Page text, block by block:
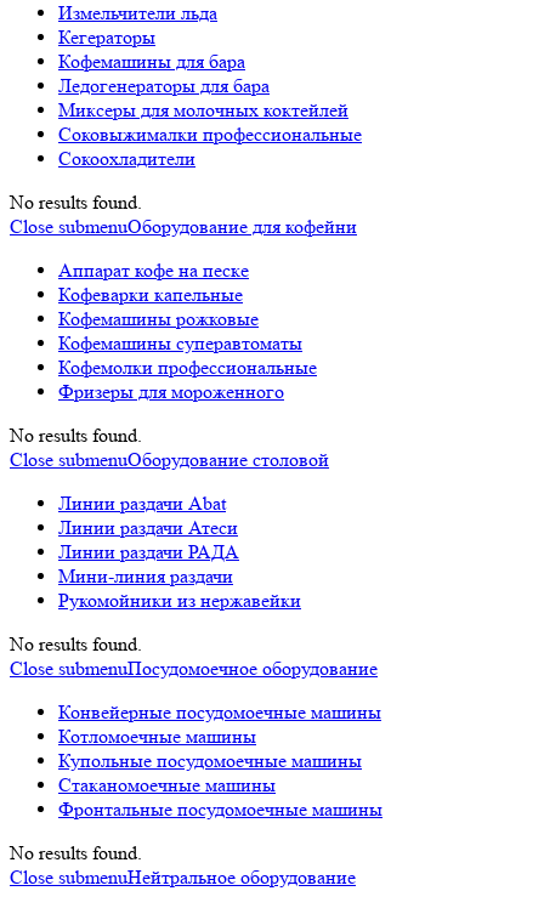
Измельчители льда
Кегераторы
Кофемашины для бара
Ледогенераторы для бара
Миксеры для молочных коктейлей
Соковыжималки профессиональные
Сокоохладители
No results found.
Close submenuОборудование для кофейни
Аппарат кофе на песке
Кофеварки капельные
Кофемашины рожковые
Кофемашины суперавтоматы
Кофемолки профессиональные
Фризеры для мороженного
No results found.
Close submenuОборудование столовой
Линии раздачи Abat
Линии раздачи Атеси
Линии раздачи РАДА
Мини-линия раздачи
Рукомойники из нержавейки
No results found.
Close submenuПосудомоечное оборудование
Конвейерные посудомоечные машины
Котломоечные машины
Купольные посудомоечные машины
Стаканомоечные машины
Фронтальные посудомоечные машины
No results found.
Close submenuНейтральное оборудование